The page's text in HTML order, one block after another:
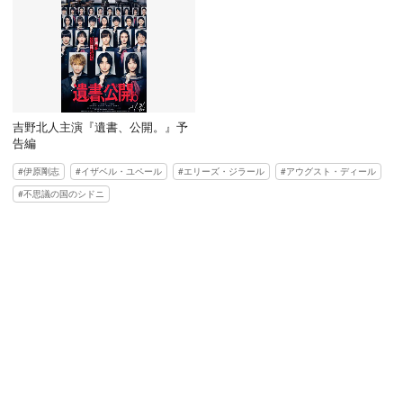
吉野北人主演『遺書、公開。』予
告編
伊原剛志 イザベル・ユペール エリーズ・ジラール
アウグスト・ディール
不思議の国のシドニ